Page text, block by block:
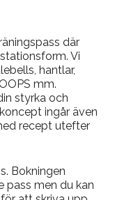
där
Vi
hantlar,
mm.
styrka och
ingår även
recept utefter
Bokningen
pass men du kan